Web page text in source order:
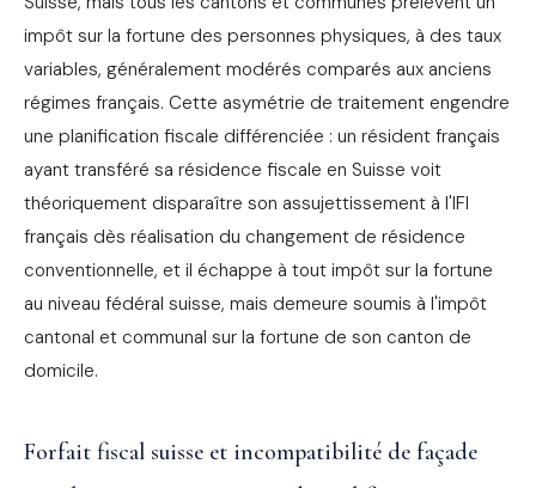
impôt sur la fortune des personnes physiques, à des taux
variables, généralement modérés comparés aux anciens
régimes français. Cette asymétrie de traitement engendre
une planification fiscale différenciée : un résident français
ayant transféré sa résidence fiscale en Suisse voit
théoriquement disparaître son assujettissement à l'IFI
français dès réalisation du changement de résidence
conventionnelle, et il échappe à tout impôt sur la fortune
au niveau fédéral suisse, mais demeure soumis à l'impôt
cantonal et communal sur la fortune de son canton de
domicile.
Forfait fiscal suisse et incompatibilité de façade